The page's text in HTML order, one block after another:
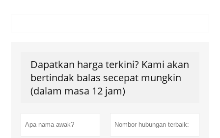
Dapatkan harga terkini? Kami akan
bertindak balas secepat mungkin
(dalam masa 12 jam)